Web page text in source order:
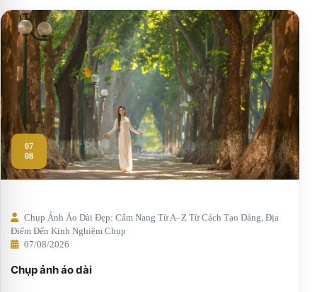
07
08
Chụp Ảnh Áo Dài Đẹp: Cẩm Nang Từ A–Z Từ Cách Tạo Dáng, Địa
Điểm Đến Kinh Nghiệm Chụp
07/08/2026
Chụp ảnh áo dài